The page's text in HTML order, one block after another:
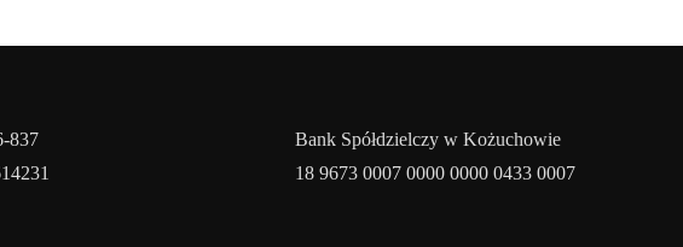
837
Bank Spółdzielczy w Kożuchowie
18 9673 0007 0000 0000 0433 0007